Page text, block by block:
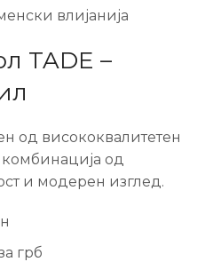
влијанија
TADE –
од висококвалитетен
од
и модерен изглед.
грб